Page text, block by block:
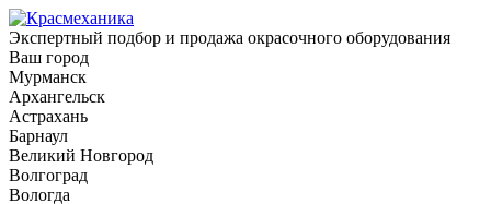
Экспертный подбор и продажа окрасочного оборудования
Ваш город
Мурманск
Архангельск
Астрахань
Барнаул
Великий Новгород
Волгоград
Вологда